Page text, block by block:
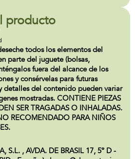
producto
todos los elementos del
parte del juguete (bolsas,
fuera del alcance de los
y consérvelas para futuras
detalles del contenido pueden variar
mostradas. CONTIENE PIEZAS
SER TRAGADAS O INHALADAS.
RECOMENDADO PARA NIÑOS
S.L. , AVDA. DE BRASIL 17, 5º D -